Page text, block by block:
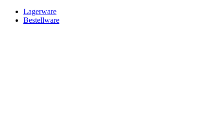
Lagerware
Bestellware